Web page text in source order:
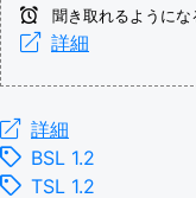
聞き取れるようにな
詳細
詳細
BSL 1.2
TSL 1.2